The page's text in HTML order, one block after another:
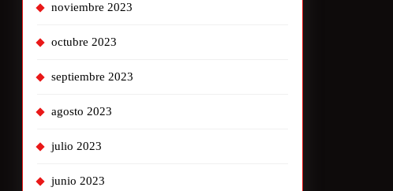
noviembre 2023
octubre 2023
septiembre 2023
agosto 2023
julio 2023
junio 2023